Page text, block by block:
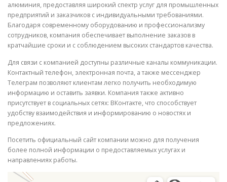
алюминия, предоставляя широкий спектр услуг для промышленных
предприятий и заказчиков с индивидуальными требованиями.
Благодаря современному оборудованию и профессионализму
сотрудников, компания обеспечивает выполнение заказов в
кратчайшие сроки и с соблюдением высоких стандартов качества.
Для связи с компанией доступны различные каналы коммуникации.
Контактный телефон, электронная почта, а также мессенджер
Телеграм позволяют клиентам легко получить необходимую
информацию и оставить заявки. Компания также активно
присутствует в социальных сетях: ВКонтакте, что способствует
удобству взаимодействия и информированию о новостях и
предложениях.
Посетить официальный сайт компании можно для получения
более полной информации о предоставляемых услугах и
направлениях работы.